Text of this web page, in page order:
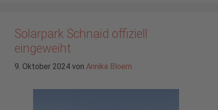
Solarpark Schnaid offiziell
eingeweiht
9. Oktober 2024 von Annika Bloem